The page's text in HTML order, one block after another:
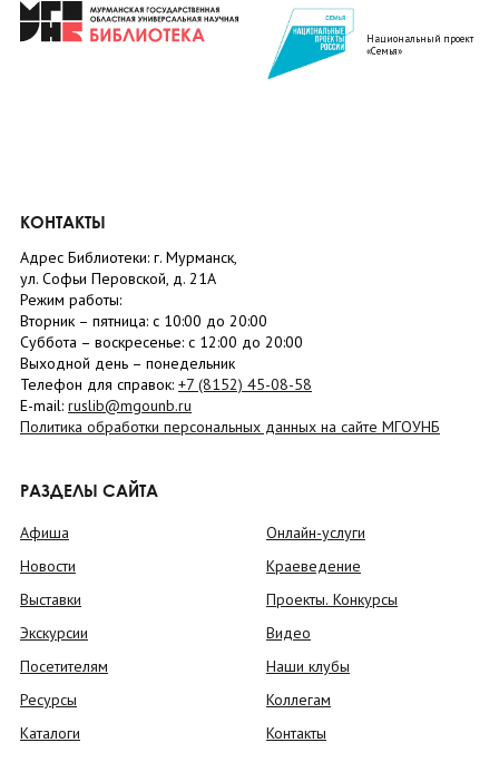
Национальный проект
«Семья»
КОНТАКТЫ
Адрес Библиотеки: г. Мурманск,
ул. Софьи Перовской, д. 21А
Режим работы:
Вторник – пятница: с 10:00 до 20:00
Суббота – воскресенье: c 12:00 до 20:00
Выходной день – понедельник
Телефон для справок: +7 (8152) 45-08-58
E-mail: ruslib@mgounb.ru
Политика обработки персональных данных на сайте МГОУНБ
РАЗДЕЛЫ САЙТА
Афиша
Новости
Выставки
Экскурсии
Посетителям
Ресурсы
Каталоги
Онлайн-услуги
Краеведение
Проекты. Конкурсы
Видео
Наши клубы
Коллегам
Контакты